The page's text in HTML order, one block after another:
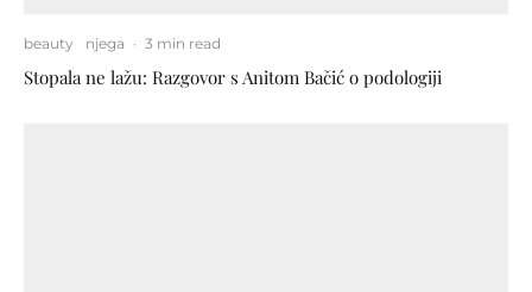
beauty njega · 3 min read
Stopala ne lažu: Razgovor s Anitom Bačić o podologiji